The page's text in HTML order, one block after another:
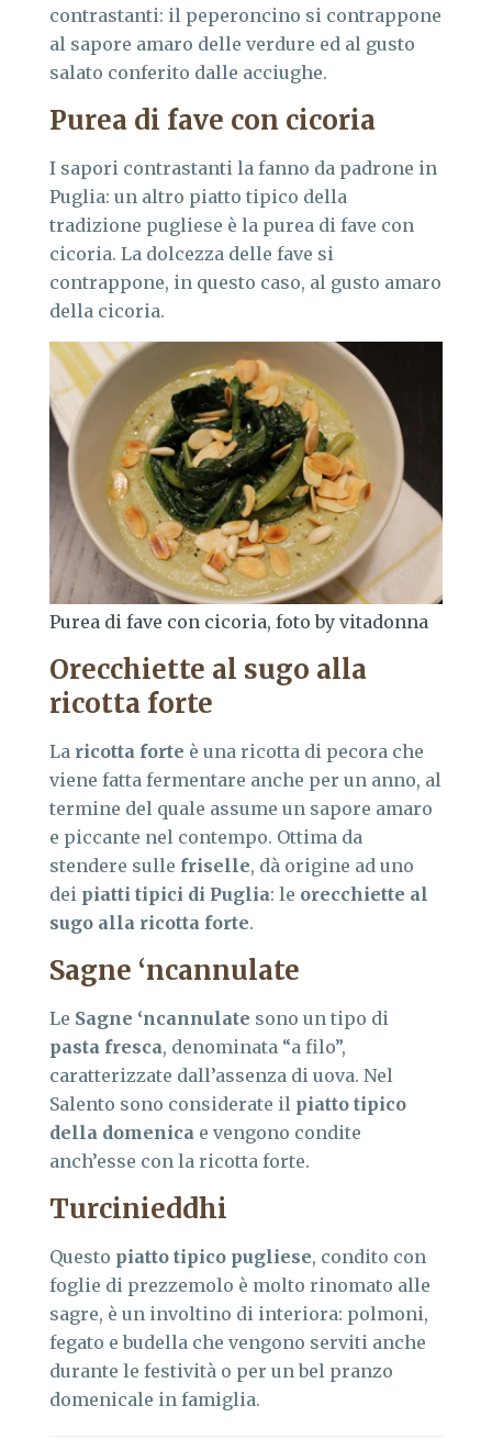
contrastanti: il peperoncino si contrappone
al sapore amaro delle verdure ed al gusto
salato conferito dalle acciughe.
Purea di fave con cicoria
I sapori contrastanti la fanno da padrone in
Puglia: un altro piatto tipico della
tradizione pugliese è la purea di fave con
cicoria. La dolcezza delle fave si
contrappone, in questo caso, al gusto amaro
della cicoria.
Purea di fave con cicoria, foto by vitadonna
Orecchiette al sugo alla
ricotta forte
La ricotta forte è una ricotta di pecora che
viene fatta fermentare anche per un anno, al
termine del quale assume un sapore amaro
e piccante nel contempo. Ottima da
stendere sulle friselle, dà origine ad uno
dei piatti tipici di Puglia: le orecchiette al
sugo alla ricotta forte.
Sagne ‘ncannulate
Le Sagne ‘ncannulate sono un tipo di
pasta fresca, denominata “a filo”,
caratterizzate dall’assenza di uova. Nel
Salento sono considerate il piatto tipico
della domenica e vengono condite
anch’esse con la ricotta forte.
Turcinieddhi
Questo piatto tipico pugliese, condito con
foglie di prezzemolo è molto rinomato alle
sagre, è un involtino di interiora: polmoni,
fegato e budella che vengono serviti anche
durante le festività o per un bel pranzo
domenicale in famiglia.